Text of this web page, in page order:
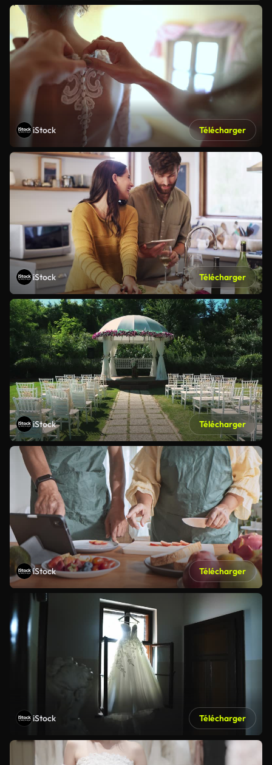
iStock Télécharger
iStock Télécharger
iStock Télécharger
iStock Télécharger
iStock Télécharger